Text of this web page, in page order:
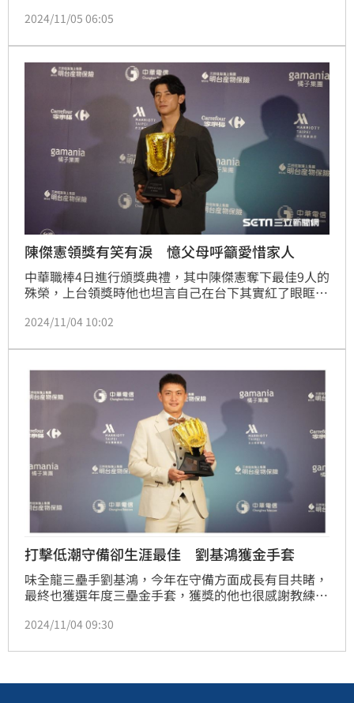
決賽。今（５）日頒獎典禮由「北醫駐美代表」團隊奪
發科技共同營運長顧大為表示，七年來已收到超過
2,500個科技創新提案，全台鄉鎮市區涵蓋率超過
2024/11/05 06:05
陳傑憲領獎有笑有淚 憶父母呼籲愛惜家人
中華職棒4日進行頒獎典禮，其中陳傑憲奪下最佳9人的
殊榮，上台領獎時他也坦言自己在台下其實紅了眼眶，
2024/11/04 10:02
打擊低潮守備卻生涯最佳 劉基鴻獲金手套
味全龍三壘手劉基鴻，今年在守備方面成長有目共睹，
最終也獲選年度三壘金手套，獲獎的他也很感謝教練團
場。
2024/11/04 09:30